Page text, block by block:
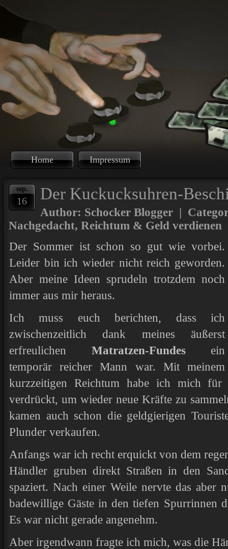
Home Impressum
sep.
16 Der Kuckucksuhren-
Author: Schocker Blogger |
Nachgedacht, Reichtum & Geld verdienen
Der Sommer ist schon so gut wie vorbei.
Leider bin ich wieder nicht reich geworden.
Aber meine Ideen sprudeln trotzdem noch
immer aus mir heraus.
Ich muss euch berichten, dass ich
zwischenzeitlich dank meines äußerst
erfreulichen Matratzen-Fundesein
temporär reicher Mann war. Mit meinem
kurzzeitigen Reichtum habe ich mich
verdrückt, um wieder neue Kräfte zu
kamen auch schon die geldgierigen
Plunder verkaufen.
Anfangs war ich recht erquickt von dem
Händler gruben direkt Straßen in den
spaziert. Nach einer Weile nervte das aber
badewillige Gäste in den tiefen Spurrinnen
Es war nicht gerade angenehm.
Aber irgendwann fragte ich mich, was die